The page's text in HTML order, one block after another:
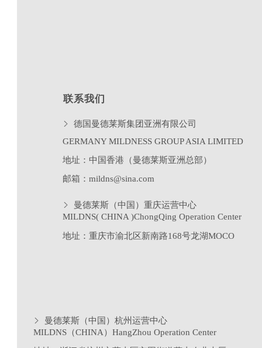
联系我们
德国曼德莱斯集团亚洲有限公司
GERMANY MILDNESS GROUP ASIA LIMITED
地址：中国香港（曼德莱斯亚洲总部）
邮箱：mildns@sina.com
曼德莱斯（中国）重庆运营中心
MILDNS( CHINA )ChongQing Operation Center
地址：重庆市渝北区新南路168号龙湖MOCO
曼德莱斯（中国）杭州运营中心
MILDNS（CHINA）HangZhou Operation Center